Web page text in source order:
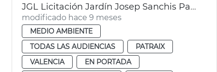
JGL Licitación Jardín Josep Sanchis Patraix
modificado hace 9 meses
MEDIO AMBIENTE
TODAS LAS AUDIENCIAS
PATRAIX
VALENCIA
EN PORTADA